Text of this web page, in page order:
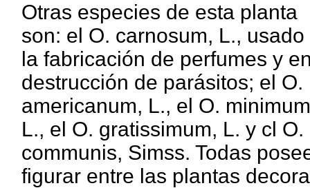
Otras especies de esta planta
son: el O. carnosum, L., usado
la fabricación de perfumes y
destrucción de parásitos; el O.
americanum, L., el O.
L., el O. gratissimum, L. y cl O.
communis, Simss. Todas
figurar entre las plantas